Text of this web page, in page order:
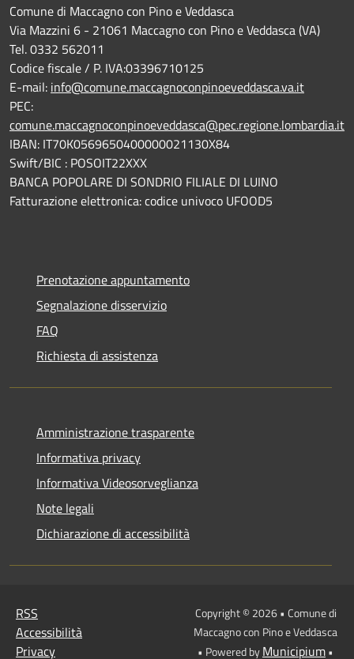
Comune di Maccagno con Pino e Veddasca
Via Mazzini 6 - 21061 Maccagno con Pino e Veddasca (VA)
Tel. 0332 562011
Codice fiscale / P. IVA:03396710125
E-mail: info@comune.maccagnoconpinoeveddasca.va.it
PEC:
comune.maccagnoconpinoeveddasca@pec.regione.lombardia.it
IBAN: IT70K0569650400000021130X84
Swift/BIC : POSOIT22XXX
BANCA POPOLARE DI SONDRIO FILIALE DI LUINO
Fatturazione elettronica: codice univoco UFOOD5
Prenotazione appuntamento
Segnalazione disservizio
FAQ
Richiesta di assistenza
Amministrazione trasparente
Informativa privacy
Informativa Videosorveglianza
Note legali
Dichiarazione di accessibilità
RSS
Accessibilità
Privacy
Copyright © 2026 • Comune di
Maccagno con Pino e Veddasca
• Powered byMunicipium•